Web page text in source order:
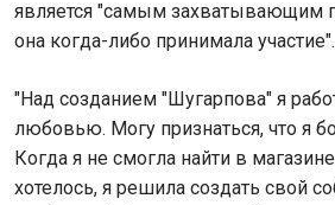
является "самым захватывающим
она когда-либо принимала участие".
"Над созданием "Шугарпова" я
любовью. Могу признаться, что я
Когда я не смогла найти в
хотелось, я решила создать свой